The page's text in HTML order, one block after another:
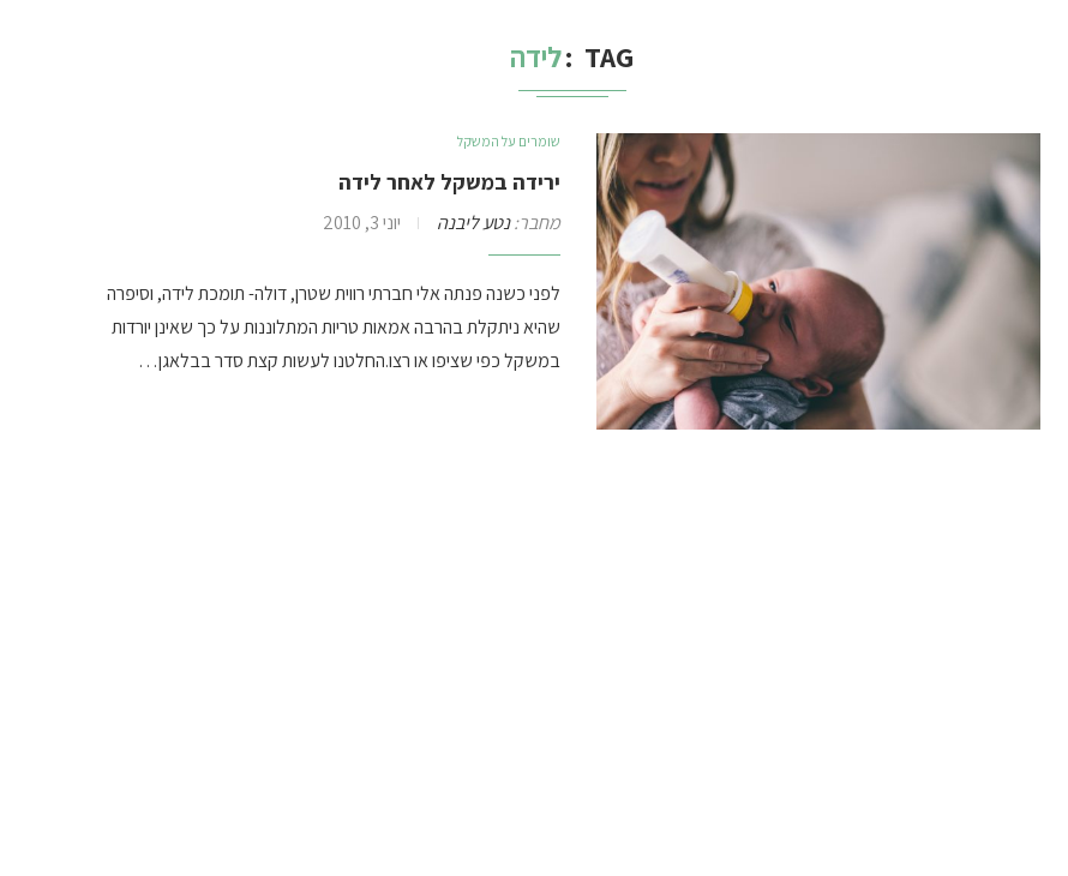
TAG לידה
שומרים על המשקל
ירידה במשקל לאחר לידה
מחבר:נטע ליבנה יוני 3, 2010
לפני כשנה פנתה אלי חברתי רווית שטרן, דולה- תומכת לידה, וסיפרה
שהיא ניתקלת בהרבה אמאות טריות המתלוננות על כך שאינן יורדות
במשקל כפי שציפו או רצו.החלטנו לעשות קצת סדר בבלאגן…